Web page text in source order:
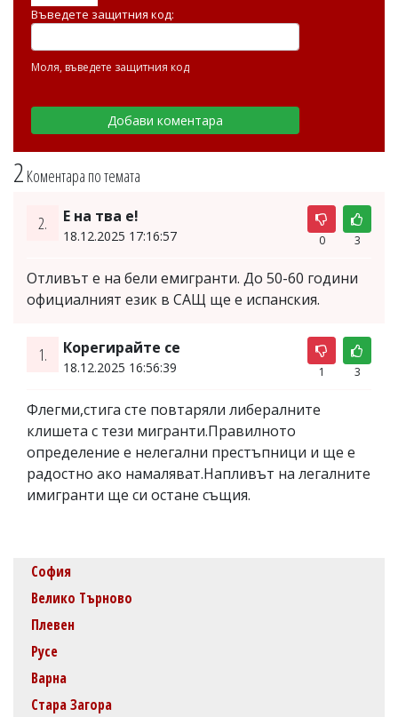
2 Коментара по темата
2. Е на тва е!
18.12.2025 17:16:57 0 3
Отливът е на бели емигранти. До 50-60 години
официалният език в САЩ ще е испанския.
1. Корегирайте се
18.12.2025 16:56:39 1 3
Флегми,стига сте повтаряли либералните
клишета с тези мигранти.Правилното
определение е нелегални престъпници и ще е
радостно ако намаляват.Напливът на легалните
имигранти ще си остане същия.
Въведете защитния код:
Моля, въведете защитния код
София
Велико Търново
Плевен
Русе
Варна
Стара Загора